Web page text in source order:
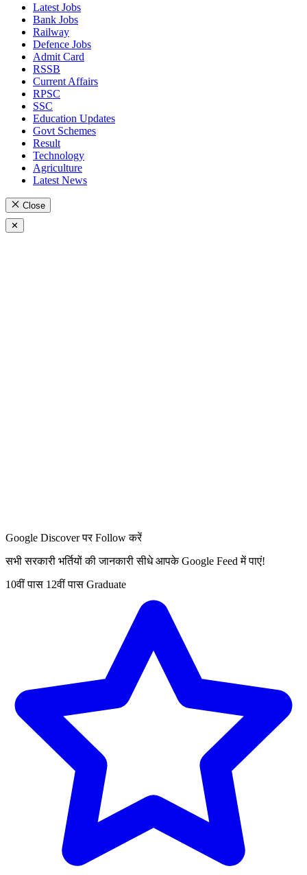
Latest Jobs
Bank Jobs
Railway
Defence Jobs
Admit Card
RSSB
Current Affairs
RPSC
SSC
Education Updates
Govt Schemes
Result
Technology
Agriculture
Latest News
Close
✕
Google Discover पर Follow करें
सभी सरकारी भर्तियों की जानकारी सीधे आपके Google Feed में पाएं!
10वीं पास 12वीं पास Graduate